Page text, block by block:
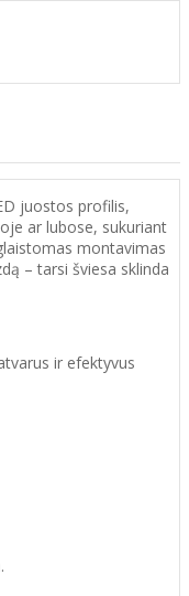
juostos profilis,
ar lubose, sukuriant
montavimas
– tarsi šviesa sklinda
ir efektyvus